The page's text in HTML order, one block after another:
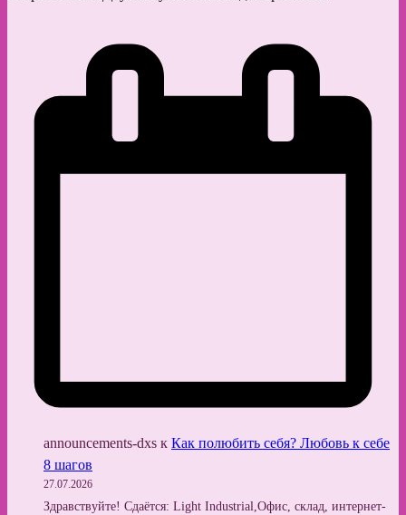
announcements-dxs к Как полюбить себя? Любовь к себе
8 шагов
27.07.2026
Здравствуйте! Сдаётся: Light Industrial,Офис, склад, интернет-